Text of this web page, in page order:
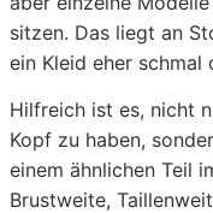
sitzen. Das liegt an
ein Kleid eher
Hilfreich ist es, nicht
Kopf zu haben,
einem ähnlichen Teil
Brustweite,